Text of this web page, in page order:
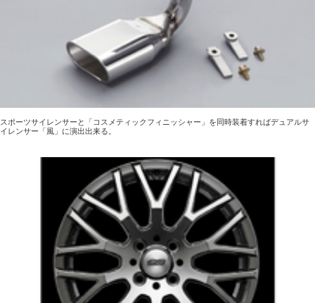
スポーツサイレンサーと「コスメティックフィニッシャー」を同時装着すればデュアルサ
イレンサー「風」に演出出来る。